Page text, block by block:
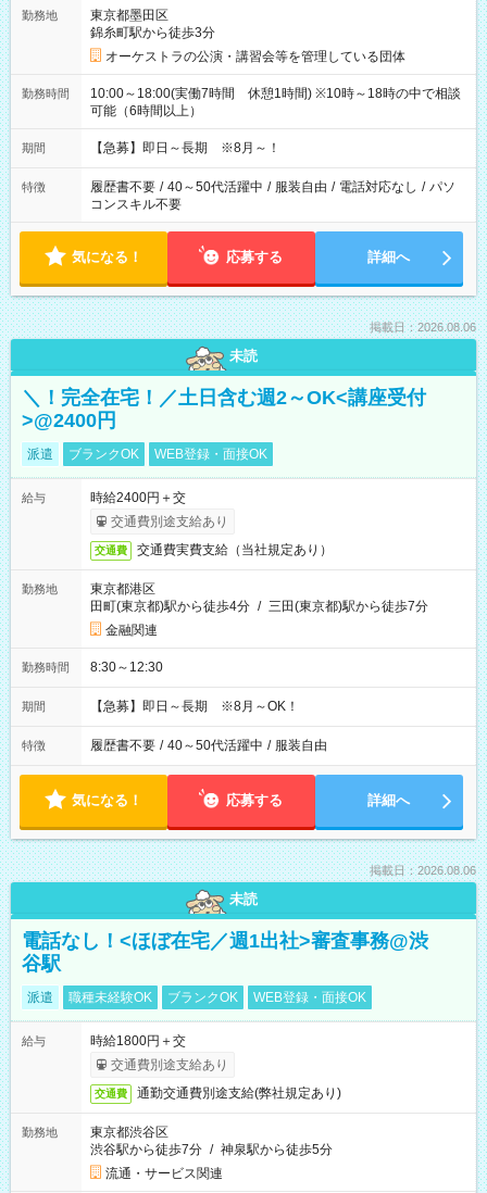
勤務地
東京都墨田区
錦糸町駅から徒歩3分
オーケストラの公演・講習会等を管理している団体
勤務時間
10:00～18:00(実働7時間 休憩1時間) ※10時～18時の中で相談
可能（6時間以上）
期間 【急募】即日～長期 ※8月～！
特徴 履歴書不要 / 40～50代活躍中 / 服装自由 / 電話対応なし / パソ
コンスキル不要
気になる！ 応募する 詳細へ
掲載日：2026.08.06
未読
＼！完全在宅！／土日含む週2～OK<講座受付
>@2400円
派遣 ブランクOK WEB登録・面接OK
給与
時給2400円＋交
交通費別途支給あり
交通費 交通費実費支給（当社規定あり）
勤務地
東京都港区
田町(東京都)駅から徒歩4分 / 三田(東京都)駅から徒歩7分
金融関連
勤務時間 8:30～12:30
期間 【急募】即日～長期 ※8月～OK！
特徴 履歴書不要 / 40～50代活躍中 / 服装自由
気になる！ 応募する 詳細へ
掲載日：2026.08.06
未読
電話なし！<ほぼ在宅／週1出社>審査事務@渋
谷駅
派遣 職種未経験OK ブランクOK WEB登録・面接OK
給与
時給1800円＋交
交通費別途支給あり
交通費 通勤交通費別途支給(弊社規定あり)
勤務地
東京都渋谷区
渋谷駅から徒歩7分 / 神泉駅から徒歩5分
流通・サービス関連